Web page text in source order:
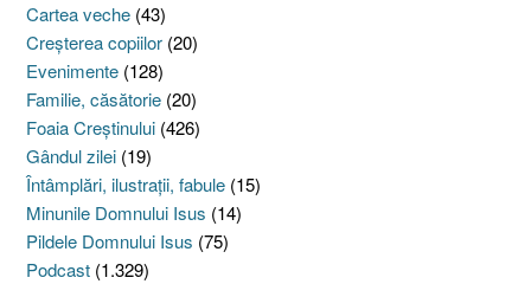
Cartea veche (43)
Creşterea copiilor (20)
Evenimente (128)
Familie, căsătorie (20)
Foaia Creştinului (426)
Gândul zilei (19)
Întâmplări, ilustraţii, fabule (15)
Minunile Domnului Isus (14)
Pildele Domnului Isus (75)
Podcast (1.329)